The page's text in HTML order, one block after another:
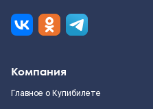
Компания
Главное о Купибилете